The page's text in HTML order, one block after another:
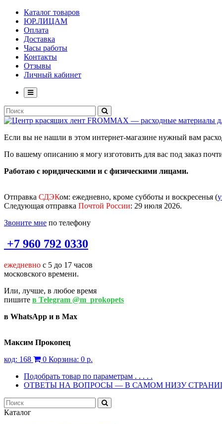
Каталог товаров
ЮР.ЛИЦАМ
Оплата
Доставка
Часы работы
Контакты
Отзывы
Личный кабинет
Если вы не нашли в этом интернет-магазине нужный вам
По вашему описанию я могу изготовить для вас под заказ
Работаю с юридическими и с физическими лицами.
Отправка СДЭКом: ежедневно, кроме субботы и воскресенья (
Следующая отправка Почтой России: 29 июля 2026.
Звоните мне по телефону
+7 960 792 0330
ежедневно с 5 до 17 часов
московского времени.
Или, лучше, в любое время
пишите в Telegram @m_prokopets
в WhatsApp и в Max
Максим Прокопец
код: 168 0 Корзина: 0 р.
Подобрать товар по параметрам . . . . .
ОТВЕТЫ НА ВОПРОСЫ — В САМОМ НИЗУ
Каталог